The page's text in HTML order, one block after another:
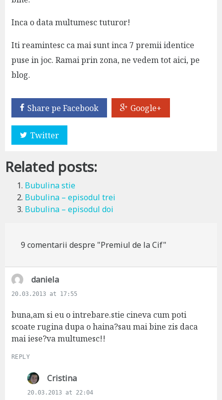
Inca o data multumesc tuturor!
Iti reamintesc ca mai sunt inca 7 premii identice
puse in joc. Ramai prin zona, ne vedem tot aici, pe
blog.
Share pe Facebook Google+
Twitter
Related posts:
Bubulina stie
Bubulina – episodul trei
Bubulina – episodul doi
9 comentarii despre "Premiul de la Cif"
danielas
a
s
:
20.03.2013 at 17:55
buna,am si eu o intrebare.stie cineva cum poti
scoate rugina dupa o haina?sau mai bine zis daca
mai iese?va multumesc!!
REPLY
Cristinas
a
20.03.2013 at 22:04